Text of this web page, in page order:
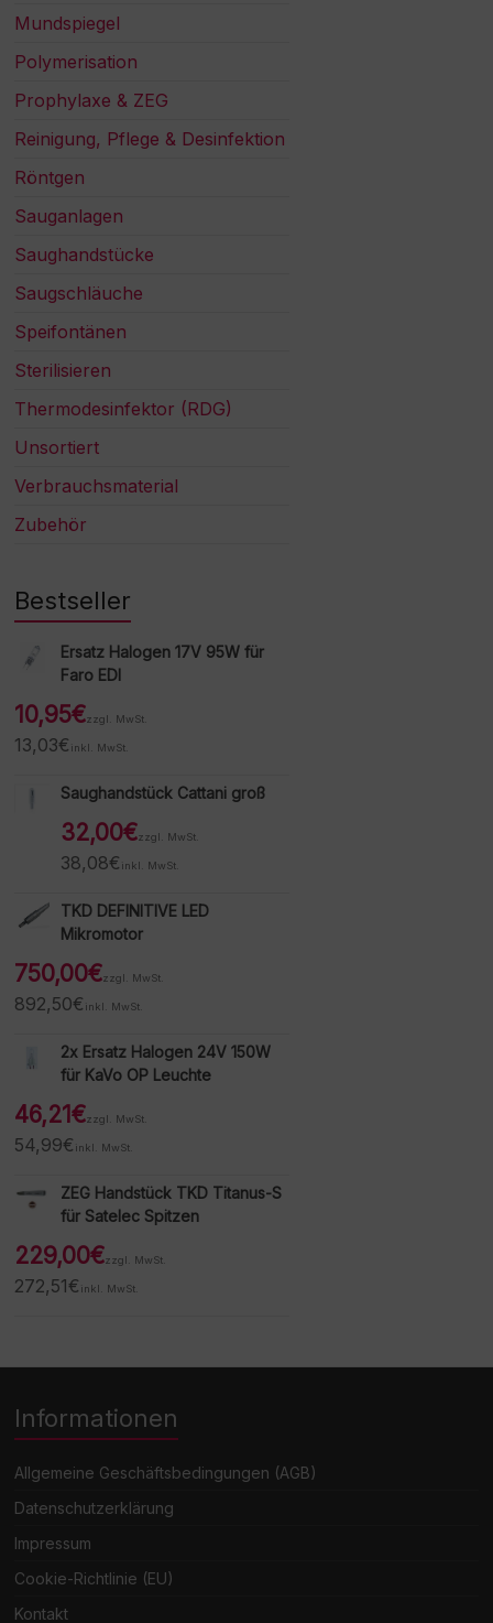
Mundspiegel
Polymerisation
Prophylaxe & ZEG
Reinigung, Pflege & Desinfektion
Röntgen
Sauganlagen
Saughandstücke
Saugschläuche
Speifontänen
Sterilisieren
Thermodesinfektor (RDG)
Unsortiert
Verbrauchsmaterial
Zubehör
Bestseller
Ersatz Halogen 17V 95W für
Faro EDI
10,95€zzgl. MwSt.
13,03€ inkl. MwSt.
Saughandstück Cattani groß
32,00€zzgl. MwSt.
38,08€ inkl. MwSt.
TKD DEFINITIVE LED
Mikromotor
750,00€zzgl. MwSt.
892,50€ inkl. MwSt.
2x Ersatz Halogen 24V 150W
für KaVo OP Leuchte
46,21€zzgl. MwSt.
54,99€ inkl. MwSt.
ZEG Handstück TKD Titanus-S
für Satelec Spitzen
229,00€zzgl. MwSt.
272,51€ inkl. MwSt.
Informationen
Allgemeine Geschäftsbedingungen (AGB)
Datenschutzerklärung
Impressum
Cookie-Richtlinie (EU)
Kontakt